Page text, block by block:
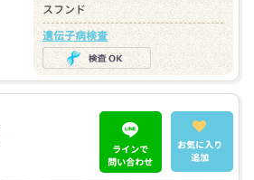
スフンド
遺伝子病検査
ラインで
問い合わせ
お気に入り
追加